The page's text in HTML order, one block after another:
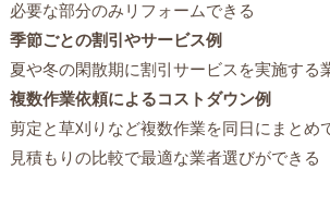
必要な部分のみリフォームできる
季節ごとの割引やサービス例
夏や冬の閑散期に割引サービスを実施する
複数作業依頼によるコストダウン例
剪定と草刈りなど複数作業を同日にまとめ
見積もりの比較で最適な業者選びができる